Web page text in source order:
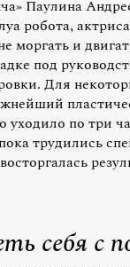
Паулина
робота,
моргать и
под
Для
уходило по три
трудились
себя с